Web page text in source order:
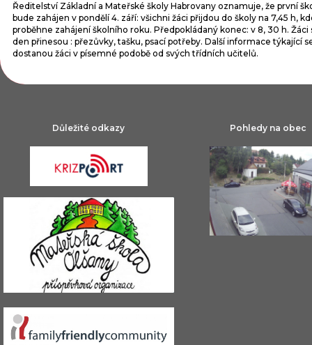
Ředitelství Základní a Mateřské školy Habrovany oznamuje, že první
bude zahájen v pondělí 4. září: všichni žáci přijdou do školy na 7,45 h,
proběhne zahájení školního roku. Předpokládaný konec: v 8, 30 h. Žáci
den přinesou : přezůvky, tašku, psací potřeby. Další informace týkající
dostanou žáci v písemné podobě od svých třídních učitelů.
Důležité odkazy Pohledy na obec